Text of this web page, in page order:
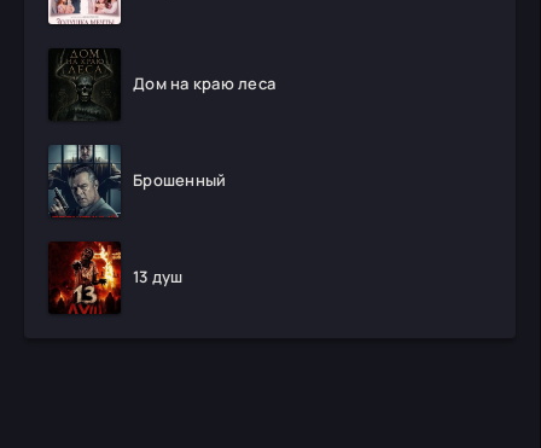
Дом на краю леса
Брошенный
13 душ